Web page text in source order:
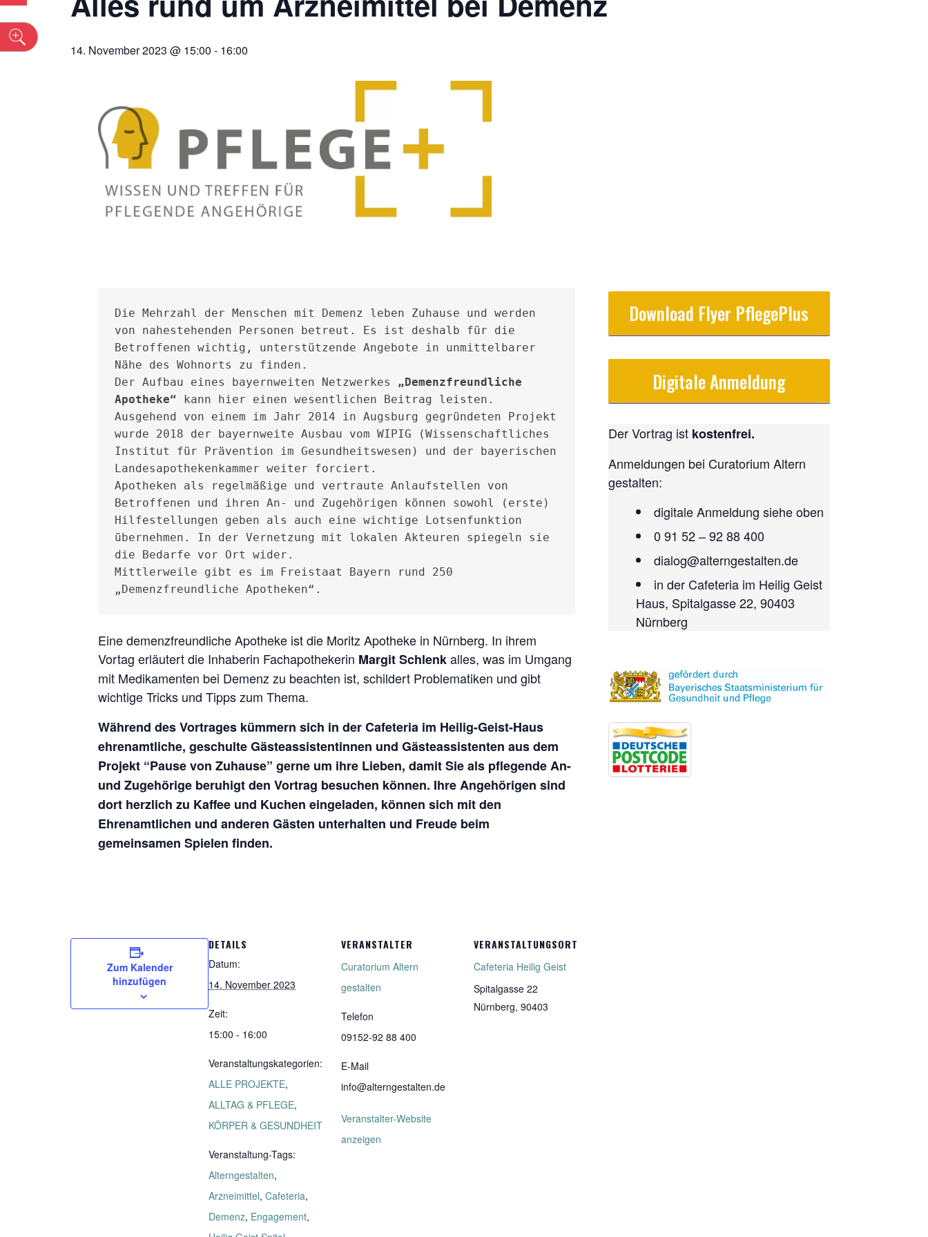
14. November 2023 @ 15:00 - 16:00
Die Mehrzahl der Menschen mit Demenz leben Zuhause und werden
von nahestehenden Personen betreut. Es ist deshalb für die
Betroffenen wichtig, unterstützende Angebote in unmittelbarer
Nähe des Wohnorts zu finden.
Der Aufbau eines bayernweiten Netzwerkes „Demenzfreundliche
Apotheke“ kann hier einen wesentlichen Beitrag leisten.
Ausgehend von einem im Jahr 2014 in Augsburg gegründeten Projekt
wurde 2018 der bayernweite Ausbau vom WIPIG (Wissenschaftliches
Institut für Prävention im Gesundheitswesen) und der bayerischen
Landesapothekenkammer weiter forciert.
Apotheken als regelmäßige und vertraute Anlaufstellen von
Betroffenen und ihren An- und Zugehörigen können sowohl (erste)
Hilfestellungen geben als auch eine wichtige Lotsenfunktion
übernehmen. In der Vernetzung mit lokalen Akteuren spiegeln sie
die Bedarfe vor Ort wider.
Mittlerweile gibt es im Freistaat Bayern rund 250
„Demenzfreundliche Apotheken“.
Eine demenzfreundliche Apotheke ist die Moritz Apotheke in Nürnberg. In ihrem
Vortag erläutert die Inhaberin Fachapothekerin Margit Schlenkalles, was im Umgang
mit Medikamenten bei Demenz zu beachten ist, schildert Problematiken und gibt
wichtige Tricks und Tipps zum Thema.
Während des Vortrages kümmern sich in der Cafeteria im Heilig-Geist-Haus
ehrenamtliche, geschulte Gästeassistentinnen und Gästeassistenten aus dem
Projekt “Pause von Zuhause” gerne um ihre Lieben, damit Sie als pflegende An-
und Zugehörige beruhigt den Vortrag besuchen können. Ihre Angehörigen sind
dort herzlich zu Kaffee und Kuchen eingeladen, können sich mit den
Ehrenamtlichen und anderen Gästen unterhalten und Freude beim
gemeinsamen Spielen finden.
Download Flyer PflegePlus
Digitale Anmeldung
Der Vortrag ist kostenfrei.
Anmeldungen bei Curatorium Altern
gestalten:
digitale Anmeldung siehe oben
0 91 52 – 92 88 400
dialog@alterngestalten.de
in der Cafeteria im Heilig Geist
Haus, Spitalgasse 22, 90403
Nürnberg
Zum Kalender
hinzufügen
DETAILS
Datum:
14. November 2023
Zeit:
15:00 - 16:00
Veranstaltungskategorien:
ALLE PROJEKTE,
ALLTAG & PFLEGE,
KÖRPER & GESUNDHEIT
Veranstaltung-Tags:
Alterngestalten,
Arzneimittel, Cafeteria,
Demenz, Engagement,
VERANSTALTER
Curatorium Altern
gestalten
Telefon
09152-92 88 400
E-Mail
info@alterngestalten.de
Veranstalter-Website
anzeigen
VERANSTALTUNGSORT
Cafeteria Heilig Geist
Spitalgasse 22
Nürnberg, 90403